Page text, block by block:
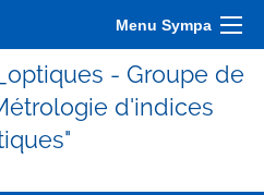
Menu Sympa
- Groupe de
d'indices